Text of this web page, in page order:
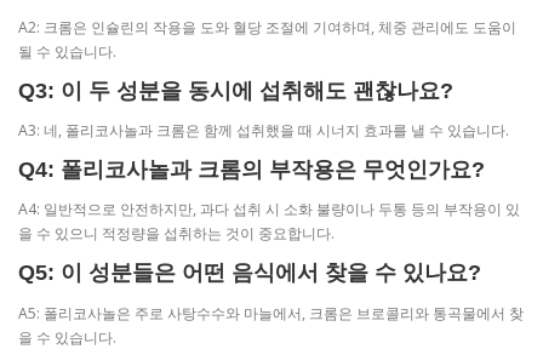
A2: 크롬은 인슐린의 작용을 도와 혈당 조절에 기여하며, 체중 관리에도 도움이
될 수 있습니다.
Q3: 이 두 성분을 동시에 섭취해도 괜찮나요?
A3: 네, 폴리코사놀과 크롬은 함께 섭취했을 때 시너지 효과를 낼 수 있습니다.
Q4: 폴리코사놀과 크롬의 부작용은 무엇인가요?
A4: 일반적으로 안전하지만, 과다 섭취 시 소화 불량이나 두통 등의 부작용이 있
을 수 있으니 적정량을 섭취하는 것이 중요합니다.
Q5: 이 성분들은 어떤 음식에서 찾을 수 있나요?
A5: 폴리코사놀은 주로 사탕수수와 마늘에서, 크롬은 브로콜리와 통곡물에서 찾
을 수 있습니다.